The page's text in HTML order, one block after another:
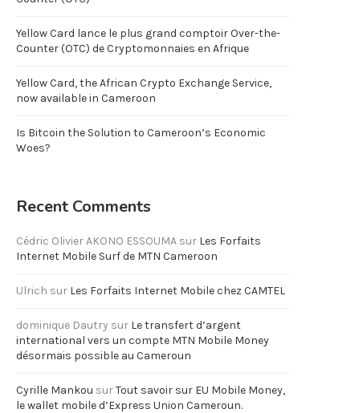
Yellow Card lance le plus grand comptoir Over-the-
Counter (OTC) de Cryptomonnaies en Afrique
Yellow Card, the African Crypto Exchange Service,
now available in Cameroon
Is Bitcoin the Solution to Cameroon’s Economic
Woes?
Recent Comments
Cédric Olivier AKONO ESSOUMA sur Les Forfaits
Internet Mobile Surf de MTN Cameroon
Ulrich sur Les Forfaits Internet Mobile chez CAMTEL
dominique Dautry sur Le transfert d’argent
international vers un compte MTN Mobile Money
désormais possible au Cameroun
Cyrille Mankou surTout savoir sur EU Mobile Money,
le wallet mobile d’Express Union Cameroun.